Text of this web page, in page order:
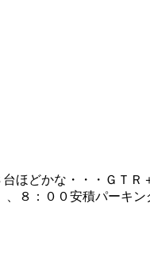
ほどかな・・・ＧＴＲ
８：００安積パーキ